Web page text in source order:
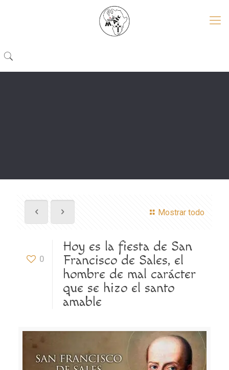
Mostrar todo
0
Hoy es la fiesta de San
Francisco de Sales, el
hombre de mal carácter
que se hizo el santo
amable